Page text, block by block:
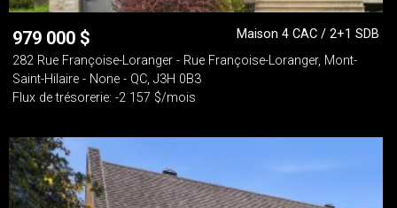
979 000 $
Maison 4 CAC / 2+1 SDB
282 Rue Françoise-Loranger - Rue Françoise-Loranger, Mont-
Saint-Hilaire - None - QC, J3H 0B3
Flux de trésorerie: -2 157 $/mois